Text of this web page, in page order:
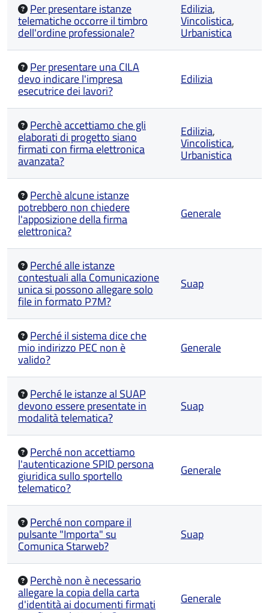
Per presentare istanze
telematiche occorre il timbro
dell'ordine professionale?
Edilizia,
Vincolistica,
Urbanistica
Per presentare una CILA
devo indicare l'impresa
esecutrice dei lavori?
Edilizia
Perchè accettiamo che gli
elaborati di progetto siano
firmati con firma elettronica
avanzata?
Edilizia,
Vincolistica,
Urbanistica
Perchè alcune istanze
potrebbero non chiedere
l'apposizione della firma
elettronica?
Generale
Perché alle istanze
contestuali alla Comunicazione
unica si possono allegare solo
file in formato P7M?
Suap
Perché il sistema dice che
mio indirizzo PEC non è
valido?
Generale
Perché le istanze al SUAP
devono essere presentate in
modalità telematica?
Suap
Perché non accettiamo
l'autenticazione SPID persona
giuridica sullo sportello
telematico?
Generale
Perché non compare il
pulsante "Importa" su
Comunica Starweb?
Suap
Perchè non è necessario
allegare la copia della carta
d'identità ai documenti firmati Generale